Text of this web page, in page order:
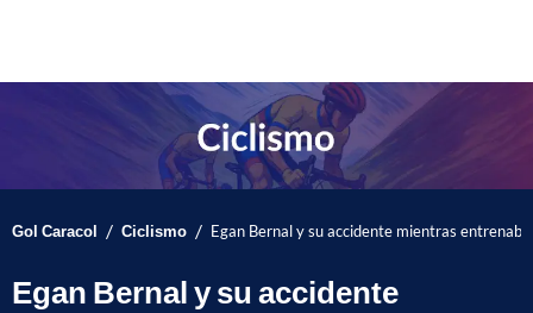
Gol Caracol / Ciclismo / Egan Bernal y su accidente mientras
Egan Bernal y su accidente